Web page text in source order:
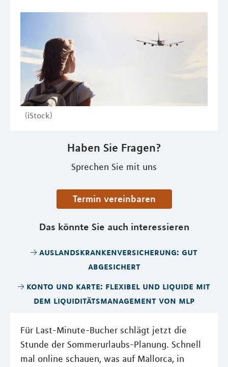
(iStock)
Haben Sie Fragen?
Sprechen Sie mit uns
Termin vereinbaren
Das könnte Sie auch interessieren
auslandskrankenversicherung: gut
abgesichert
konto und karte: flexibel und liquide mit
dem liquiditätsmanagement von mlp
Für Last-Minute-Bucher schlägt jetzt die
Stunde der Sommerurlaubs-Planung. Schnell
mal online schauen, was auf Mallorca, in